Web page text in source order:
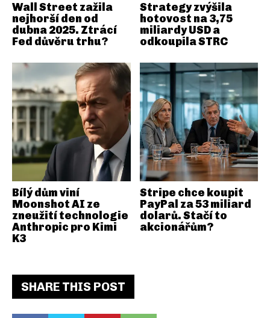
SHARE THIS POST
Wall Street zažila
nejhorší den od
dubna 2025. Ztrácí
Fed důvěru trhu?
Strategy zvýšila
hotovost na 3,75
miliardy USD a
odkoupila STRC
Bílý dům viní
Moonshot AI ze
zneužití technologie
Anthropic pro Kimi
K3
Stripe chce koupit
PayPal za 53 miliard
dolarů. Stačí to
akcionářům?